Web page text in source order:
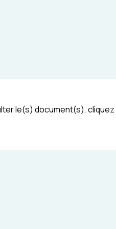
le(s) document(s),